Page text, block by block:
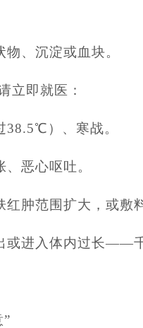
物、沉淀或血块。
立即就医：
38.5℃）、寒战。
、恶心呕吐。
红肿范围扩大，或敷
或进入体内过长——